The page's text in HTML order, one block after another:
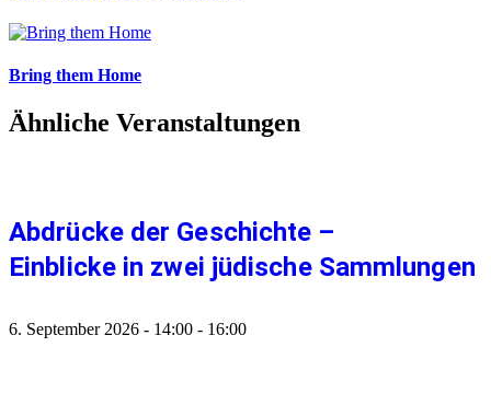
Bring them Home
Ähnliche Veranstaltungen
Abdrücke der Geschichte –
Einblicke in zwei jüdische Sammlungen
6. September 2026 - 14:00 - 16:00